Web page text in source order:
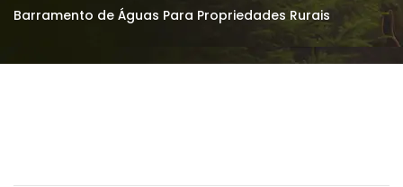
Barramento de Águas Para Propriedades Rurais